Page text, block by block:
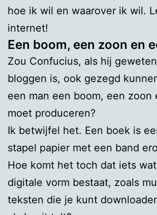
hoe ik wil en waarover ik wil.
internet!
Een boom, een zoon en
Zou Confucius, als hij
bloggen is, ook gezegd
een man een boom, een zoon
moet produceren?
Ik betwijfel het. Een boek is
stapel papier met een band
Hoe komt het toch dat iets
digitale vorm bestaat, zoals
teksten die je kunt